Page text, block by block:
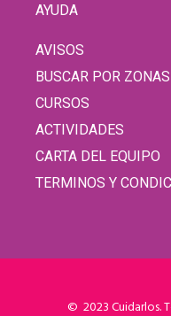
AYUDA
AVISOS
BUSCAR POR ZONAS
CURSOS
ACTIVIDADES
CARTA DEL EQUIPO
TERMINOS Y
© 2023 Cuidarlos.